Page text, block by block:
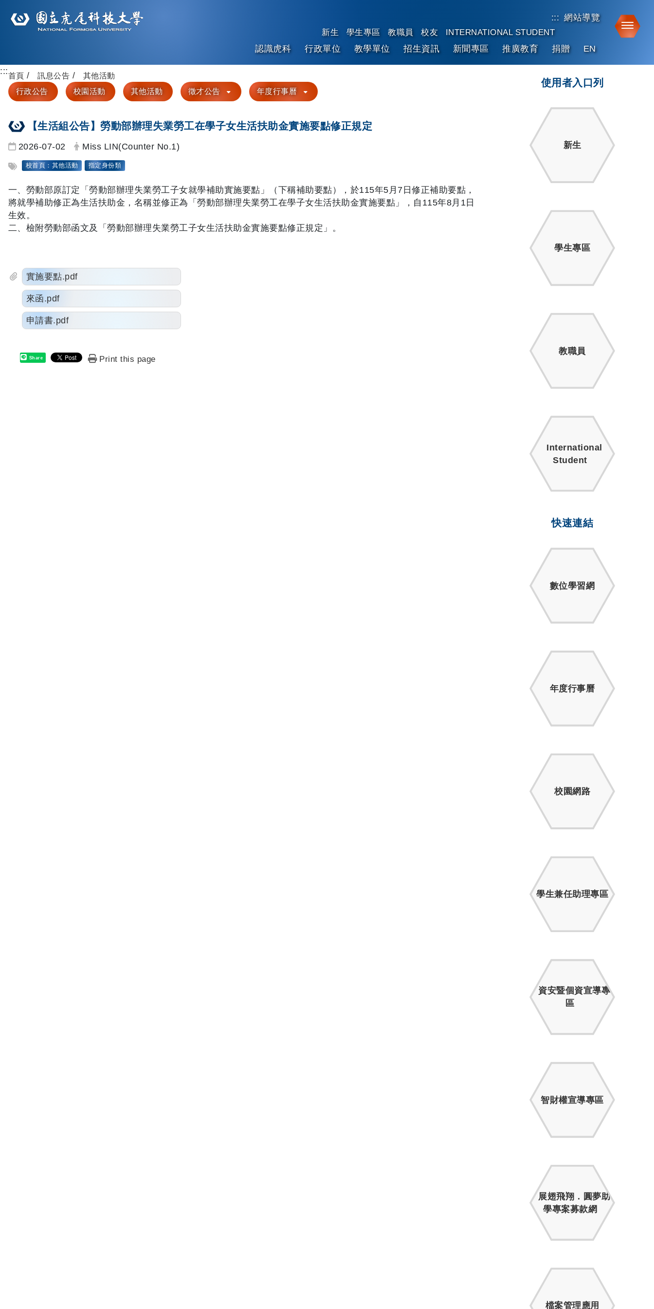
::: 網站導覽
新生 學生專區 教職員 校友 INTERNATIONAL STUDENT
認識虎科 行政單位 教學單位 招生資訊 新聞專區 推廣教育 捐贈 EN
:::首頁 訊息公告
其他活動
行政公告
校園活動 其他活動 徵才公告 年度行事曆
【生活組公告】勞動部辦理失業勞工在學子女生活扶助金實施要點修正規定
日期：
2026-07-02 發布者：
Miss LIN(Counter No.1)
標籤：
校首頁：其他活動 指定身份類
一、勞動部原訂定「勞動部辦理失業勞工子女就學補助實施要點」（下稱補助要點），於115年5月7日修正補助要點，
將就學補助修正為生活扶助金，名稱並修正為「勞動部辦理失業勞工在學子女生活扶助金實施要點」，自115年8月1日
生效。
二、檢附勞動部函文及「勞動部辦理失業勞工子女生活扶助金實施要點修正規定」。
實施要點.pdf
來函.pdf
申請書.pdf
Share Print this page
使用者入口列
新生
學生專區
教職員
International
Student
快速連結
數位學習網
年度行事曆
校園網路
學生兼任助理專區
資安暨個資宣導專
區
智財權宣導專區
展翅飛翔．圓夢助
學專案募款網
檔案管理應用